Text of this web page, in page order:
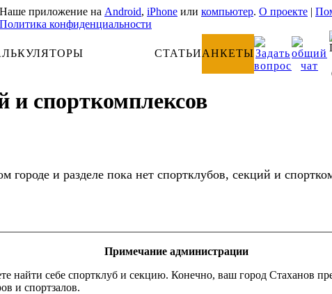
Наше приложение на Android, iPhone или компьютер. О проекте |
Политика конфиденциальности
СТАТЬИАНКЕТЫ
и спорткомплексов
городе и разделе пока нет спортклубов, секций и
Примечание администрации
себе спортклуб и секцию. Конечно, ваш город Стаханов
и спортзалов.